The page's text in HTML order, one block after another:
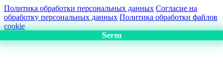
Политика обработки персональных данных Согласие на
обработку персональных данных Политика обработки файлов
cookie
Serm